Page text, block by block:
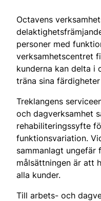
Octavens
personer med
verksamhetscentret
kunderna kan delta i
träna sina
Treklangens
och dagverksamhet
rehabiliteringssyfte
funktionsvariation.
sammanlagt ungefär
målsättningen är att
alla kunder.
Till arbets- och